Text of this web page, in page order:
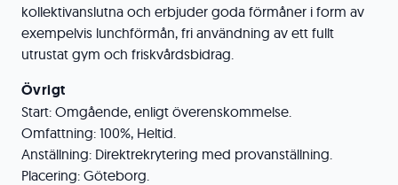
kollektivanslutna och erbjuder goda förmåner i form av
exempelvis lunchförmån, fri användning av ett fullt
utrustat gym och friskvårdsbidrag.
Övrigt
Start: Omgående, enligt överenskommelse.
Omfattning: 100%, Heltid.
Anställning: Direktrekrytering med provanställning.
Placering: Göteborg.